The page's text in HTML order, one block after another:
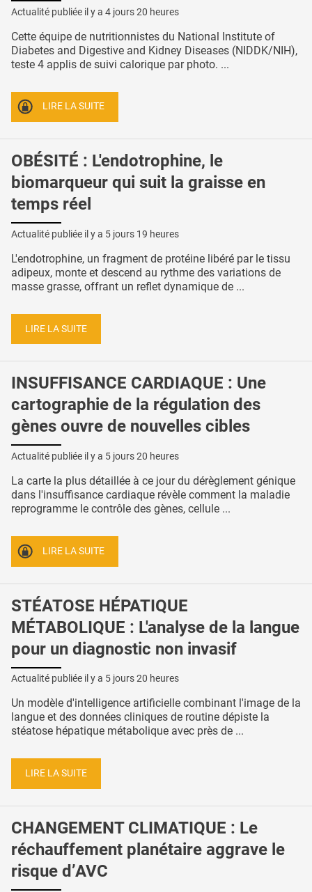
Actualité publiée il y a 4 jours 20 heures
Cette équipe de nutritionnistes du National Institute of
Diabetes and Digestive and Kidney Diseases (NIDDK/NIH),
teste 4 applis de suivi calorique par photo. ...
LIRE LA SUITE
OBÉSITÉ : L'endotrophine, le
biomarqueur qui suit la graisse en
temps réel
Actualité publiée il y a 5 jours 19 heures
L'endotrophine, un fragment de protéine libéré par le tissu
adipeux, monte et descend au rythme des variations de
masse grasse, offrant un reflet dynamique de ...
LIRE LA SUITE
INSUFFISANCE CARDIAQUE : Une
cartographie de la régulation des
gènes ouvre de nouvelles cibles
Actualité publiée il y a 5 jours 20 heures
La carte la plus détaillée à ce jour du dérèglement génique
dans l'insuffisance cardiaque révèle comment la maladie
reprogramme le contrôle des gènes, cellule ...
LIRE LA SUITE
STÉATOSE HÉPATIQUE
MÉTABOLIQUE : L'analyse de la langue
pour un diagnostic non invasif
Actualité publiée il y a 5 jours 20 heures
Un modèle d'intelligence artificielle combinant l'image de la
langue et des données cliniques de routine dépiste la
stéatose hépatique métabolique avec près de ...
LIRE LA SUITE
CHANGEMENT CLIMATIQUE : Le
réchauffement planétaire aggrave le
risque d’AVC